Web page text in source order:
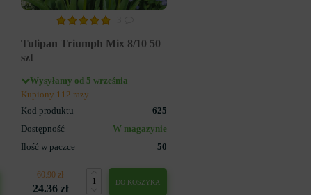
Tulipan Triumph Mix 8/10 50
szt
Wysyłamy od 5 września
Kupiony 112 razy
Kod produktu
625
Dostępność
W magazynie
Ilość w paczce
50
60.90 zł
24.36 zł
DO KOSZYKA